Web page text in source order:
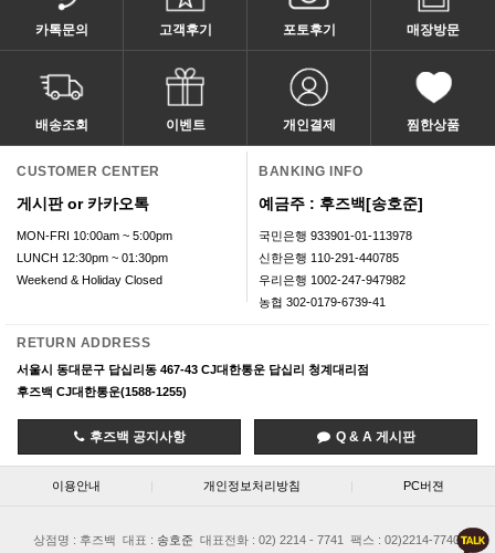
카톡문의 고객후기 포토후기 매장방문
배송조회 이벤트 개인결제 찜한상품
CUSTOMER CENTER
게시판 or 카카오톡
MON-FRI 10:00am ~ 5:00pm
LUNCH 12:30pm ~ 01:30pm
Weekend & Holiday Closed
BANKING INFO
예금주 : 후즈백[송호준]
국민은행 933901-01-113978
신한은행 110-291-440785
우리은행 1002-247-947982
농협 302-0179-6739-41
RETURN ADDRESS
서울시 동대문구 답십리동 467-43 CJ대한통운 답십리 청계대리점
후즈백 CJ대한통운(1588-1255)
후즈백 공지사항 Q & A 게시판
이용안내 | 개인정보처리방침 | PC버젼
상점명 : 후즈백 대표 : 송호준 대표전화 : 02) 2214 - 7741 팩스 : 02)2214-7740